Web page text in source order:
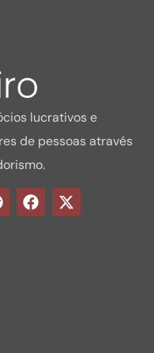
lucrativos e
de pessoas através